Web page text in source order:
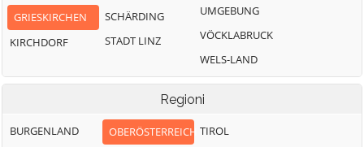
GRIESKIRCHEN
KIRCHDORF
SCHÄRDING
STADT LINZ
UMGEBUNG
VÖCKLABRUCK
WELS-LAND
Regioni
BURGENLAND
OBERÖSTERREICH TIROL